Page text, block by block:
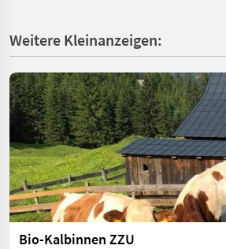
Weitere Kleinanzeigen:
Bio-Kalbinnen ZZU